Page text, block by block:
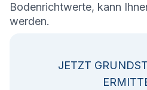
Bodenrichtwerte, kann
werden.
JETZT